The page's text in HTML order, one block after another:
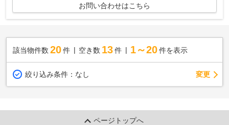
お問い合わせはこちら
該当物件数 20件 空き数 13 件 1～20 件を表示
絞り込み条件： なし 変更
ページトップへ